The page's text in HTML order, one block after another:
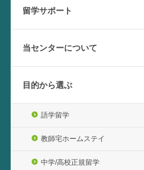
留学サポート
当センターについて
目的から選ぶ
語学留学
教師宅ホームステイ
中学/高校正規留学